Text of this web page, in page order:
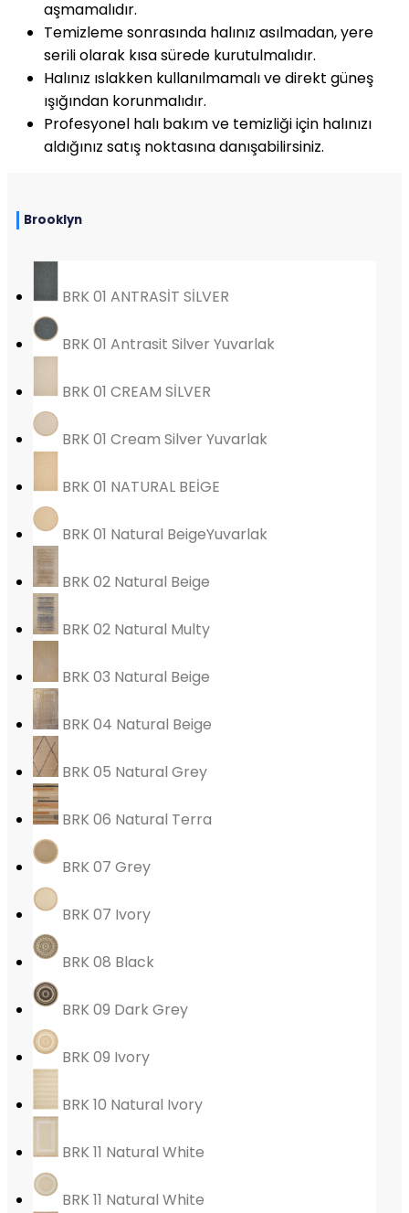
aşmamalıdır.
Temizleme sonrasında halınız asılmadan, yere
serili olarak kısa sürede kurutulmalıdır.
Halınız ıslakken kullanılmamalı ve direkt güneş
ışığından korunmalıdır.
Profesyonel halı bakım ve temizliği için halınızı
aldığınız satış noktasına danışabilirsiniz.
Brooklyn
BRK 01 ANTRASİT SİLVER
BRK 01 Antrasit Silver Yuvarlak
BRK 01 CREAM SİLVER
BRK 01 Cream Silver Yuvarlak
BRK 01 NATURAL BEİGE
BRK 01 Natural BeigeYuvarlak
BRK 02 Natural Beige
BRK 02 Natural Multy
BRK 03 Natural Beige
BRK 04 Natural Beige
BRK 05 Natural Grey
BRK 06 Natural Terra
BRK 07 Grey
BRK 07 Ivory
BRK 08 Black
BRK 09 Dark Grey
BRK 09 Ivory
BRK 10 Natural Ivory
BRK 11 Natural White
BRK 11 Natural White